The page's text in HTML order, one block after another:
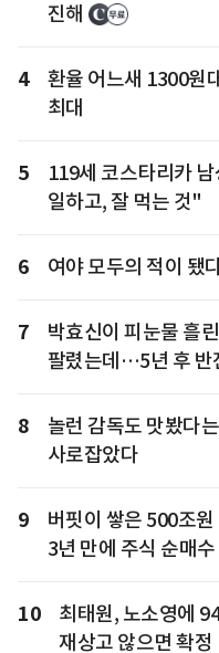
진해
4
환율 어느새 1300원
최대
5
119세 코스타리카
일하고, 잘 먹는 것"
6 여야 모두의 적이 됐
7
박효신이 피눈물 흘
팔렸는데…5년 후 반
8
놀런 감독도 맛봤다
사로잡았다
9
버핏이 쌓은 500조
3년 만에 주식 순매수
10
최태원, 노소영에
재상고 않으면 확정